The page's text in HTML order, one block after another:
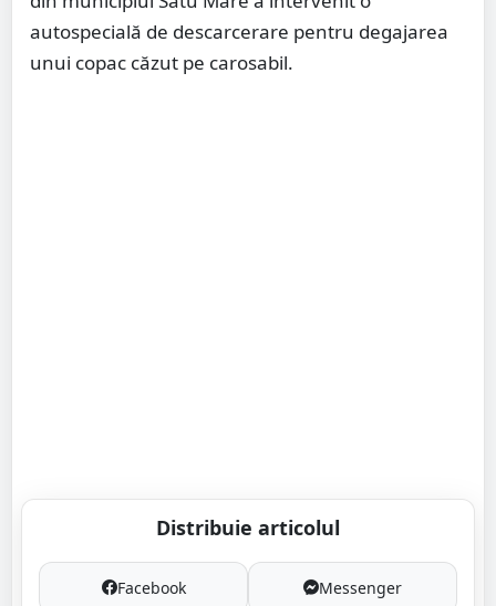
autospecială de descarcerare pentru degajarea
unui copac căzut pe carosabil.
Distribuie articolul
Facebook Messenger